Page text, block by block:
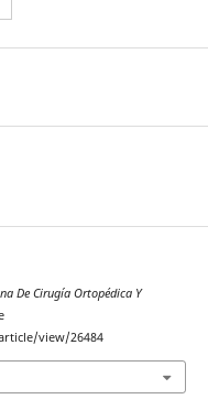
De Cirugía Ortopédica Y
view/26484